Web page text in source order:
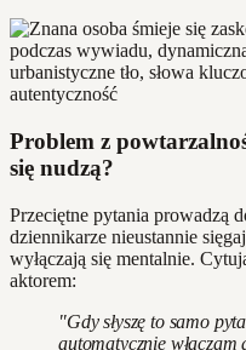
Problem z
się nudzą?
Przeciętne pytania prowadzą
dziennikarze nieustannie
wyłączają się mentalnie.
aktorem:
"Gdy słyszę to samo
automatycznie